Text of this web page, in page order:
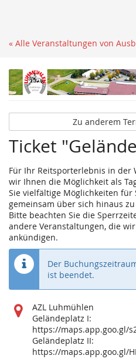
« Alle Veranstaltungen von
Zu anderem
Ticket
Für Ihr Reitsporterlebnis in der
wir Ihnen die Möglichkeit als
Sie vielfältige Möglichkeiten für
gemeinsam über sich hinaus
Bitte beachten Sie die
andere Veranstaltungen, die
ankündigen.
Der
ist beendet.
Wo
findet
diese
Veranstaltung
statt?
AZL Luhmühlen
Geländeplatz I:
https://maps.app.goo.gl/
Geländeplatz II:
https://maps.app.goo.gl/